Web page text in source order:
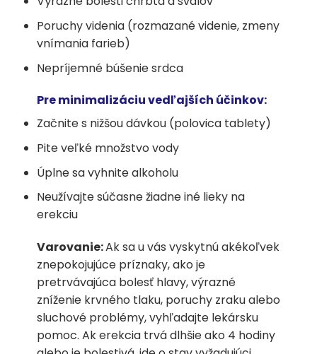
Poruchy videnia (rozmazané videnie, zmeny
vnímania farieb)
Nepríjemné búšenie srdca
Pre minimalizáciu vedľajších účinkov:
Začnite s nižšou dávkou (polovica tablety)
Pite veľké množstvo vody
Úplne sa vyhnite alkoholu
Neužívajte súčasne žiadne iné lieky na
erekciu
Varovanie:Ak sa u vás vyskytnú akékoľvek
znepokojujúce príznaky, ako je
pretrvávajúca bolesť hlavy, výrazné
zníženie krvného tlaku, poruchy zraku alebo
sluchové problémy, vyhľadajte lekársku
pomoc. Ak erekcia trvá dlhšie ako 4 hodiny